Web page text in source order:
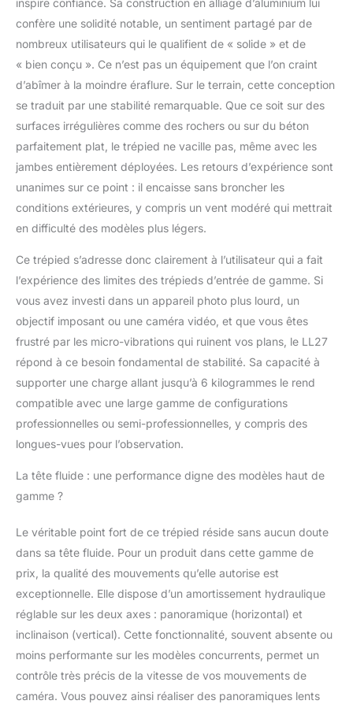
et utilisation
polyvalente : fabriqué
en alliage d'aluminium,
de pieds de trépied
multi-tubulaires qui
tiennent debout même
lorsque vous
photo ou un autre
équipement de
photographie
professionnel jusqu'à 8
kg, idéal pour le sport,
les mariages, les
paysages et la
produits,
l'enregistrement vidéo,
le vlogging, le
streaming en direct, et
poêle fluide de qualité
supérieure : le trépied
professionnel dispose
d'une tête fluide avec
d'amortissement de
friction et d'équilibrage
fluide. Prend en charge
d'inclinaison de
-75°/+90°. La base du
bol de 75 mm de
360° et une poignée de
verrouillage pour des
images panoramiques
nettes avec fluidité. Un
aide à garder le niveau
droit tout le temps.
confère une solidité notable, un sentiment partagé par de
nombreux utilisateurs qui le qualifient de « solide » et de
« bien conçu ». Ce n’est pas un équipement que l’on craint
d’abîmer à la moindre éraflure. Sur le terrain, cette conception
se traduit par une stabilité remarquable. Que ce soit sur des
surfaces irrégulières comme des rochers ou sur du béton
parfaitement plat, le trépied ne vacille pas, même avec les
jambes entièrement déployées. Les retours d’expérience sont
unanimes sur ce point : il encaisse sans broncher les
conditions extérieures, y compris un vent modéré qui mettrait
en difficulté des modèles plus légers.
Ce trépied s’adresse donc clairement à l’utilisateur qui a fait
l’expérience des limites des trépieds d’entrée de gamme. Si
vous avez investi dans un appareil photo plus lourd, un
objectif imposant ou une caméra vidéo, et que vous êtes
frustré par les micro-vibrations qui ruinent vos plans, le LL27
répond à ce besoin fondamental de stabilité. Sa capacité à
supporter une charge allant jusqu’à 6 kilogrammes le rend
compatible avec une large gamme de configurations
professionnelles ou semi-professionnelles, y compris des
longues-vues pour l’observation.
La tête fluide : une performance digne des modèles haut de
gamme ?
Le véritable point fort de ce trépied réside sans aucun doute
dans sa tête fluide. Pour un produit dans cette gamme de
prix, la qualité des mouvements qu’elle autorise est
exceptionnelle. Elle dispose d’un amortissement hydraulique
réglable sur les deux axes : panoramique (horizontal) et
inclinaison (vertical). Cette fonctionnalité, souvent absente ou
moins performante sur les modèles concurrents, permet un
contrôle très précis de la vitesse de vos mouvements de
caméra. Vous pouvez ainsi réaliser des panoramiques lents